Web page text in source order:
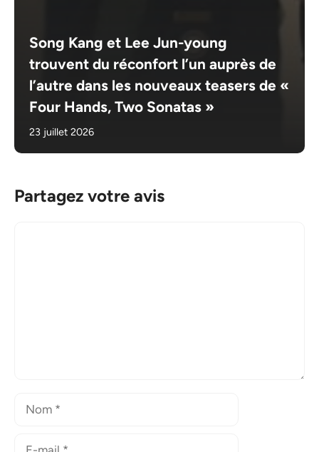
Song Kang et Lee Jun-young
trouvent du réconfort l’un auprès de
l’autre dans les nouveaux teasers de «
Four Hands, Two Sonatas »
23 juillet 2026
Partagez votre avis
Nom